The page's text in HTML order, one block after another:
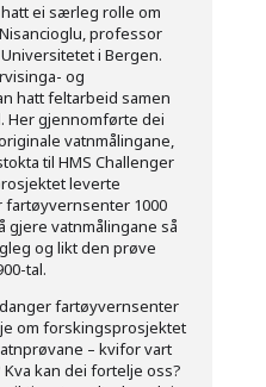
ei særleg rolle om
professor
i Bergen.
og
hatt feltarbeid samen
Her gjennomførte dei
vatnmålingane,
til HMS Challenger
leverte
fartøyvernsenter 1000
gjere vatnmålingane så
og likt den prøve
tal.
fartøyvernsenter
om forskingsprosjektet
– kvifor vart
kan dei fortelje oss?